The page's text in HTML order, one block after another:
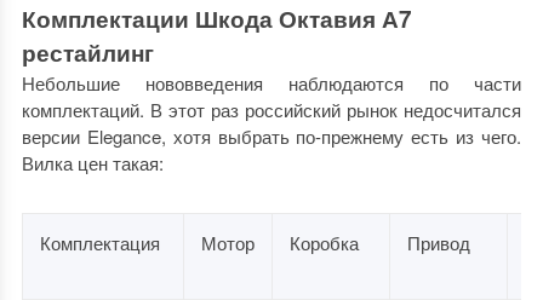
Комплектации Шкода Октавия А7
рестайлинг
Небольшие нововведения наблюдаются по части
комплектаций. В этот раз российский рынок недосчитался
версии Elegance, хотя выбрать по-прежнему есть из чего.
Вилка цен такая:
Комплектация Мотор Коробка Привод